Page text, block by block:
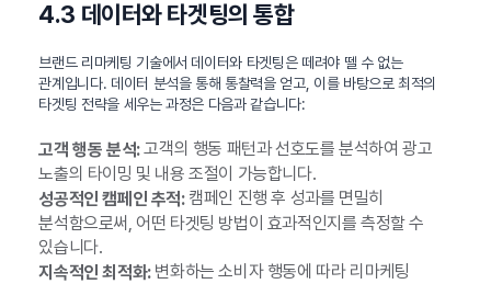
4.3 데이터와 타겟팅의 통합
브랜드 리마케팅 기술에서 데이터와 타겟팅은 떼려야 뗄 수 없는
관계입니다. 데이터 분석을 통해 통찰력을 얻고, 이를 바탕으로 최적의
타겟팅 전략을 세우는 과정은 다음과 같습니다:
고객 행동 분석:고객의 행동 패턴과 선호도를 분석하여 광고
노출의 타이밍 및 내용 조절이 가능합니다.
성공적인 캠페인 추적:캠페인 진행 후 성과를 면밀히
분석함으로써, 어떤 타겟팅 방법이 효과적인지를 측정할 수
있습니다.
지속적인 최적화:변화하는 소비자 행동에 따라 리마케팅